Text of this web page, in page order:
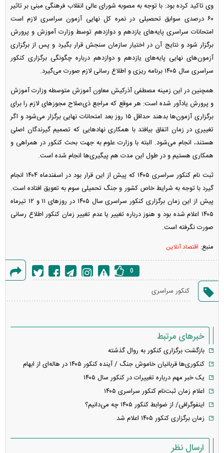
وی تاکید کرده بود: با توجه به مصوبه شورای عالی انقلاب فرهنگی مبنی بر تاثیر
۶۰ درصدی سوابق تحصیلی در نمره کل نهایی آزمون سراسری لازم است
امتحانات سراسری پایه‌های یازدهم و دوازدهم توسط وزارت آموزش و پرورش
برگزار شود و نتایج آن در اختیار سازمان سنجش قرار بگیرد و پس از برگزاری
آزمون‌های نهایی پایه‌های یازدهم و دوازدهم درباره چگونگی برگزاری کنکور
سراسری سال ۱۴۰۵ برنامه ریزی و اطلاع رسانی لازم صورت می‌گیرد.
همچنین در این زمینه مصطفی آذرکیش معاون آموزش متوسطه وزارت آموزش
و پرورش یادآور شده است: هر موقع که مراجع ذی‌صلاح مجوز‌های لازم را برای
برگزاری آزمون‌ها بدهند حداقل ۱۵ روز بعد امتحانات نهایی برگزار می‌شود و اگر
تغییری در زمان اتفاق بیافتد با همکاری نهاد‌هایی که تصمیم گیرندگان اصلی
هستند، انجام می‌شود. البته با وزارت علوم به جهت بحث کنکور در همراهی و
همکاری هستیم و در طول این مدت هم پیگیری‌ها انجام شده است.
ثبت نام کنکور سراسری ۱۴۰۵ که پیش از این قرار بود در اسفندماه ۱۴۰۴ انجام
گیرد با توجه به شرایط خاص کشور و جنگ تحمیلی سوم به تعویق افتاده است.
پیش از این زمان برگزاری کنکور سراسری سال ۱۴۰۵ در روز‌های ۱۱ و ۱۲ تیرماه
۱۴۰۵ اعلام شده بود و هنوز درباره تغییر یا عدم تغییر زمان کنکور اطلاع رسانی
صورت نگرفته است.
منبع: اقتصاد آنلاین
خطا
0
کنکور سراسری
خبرهای مرتبط
بازگشت برگزاری کنکور به روال گذشته
کنکوری‌ها قربانیان خاموش جنگ / آینده کنکور ۱۴۰۵ در هاله‌ای از ابهام
یک خبر مهم درباره تغییرات در کنکور سال ۱۴۰۵
اعلام زمان ثبت‌نام کنکور سراسری ۱۴۰۵
اینفوگرافی/ از ضوابط کنکور ۱۴۰۵ چه می‌دانیم؟
زمان برگزاری کنکور ۱۴۰۵ اعلام شد
ارسال نظر